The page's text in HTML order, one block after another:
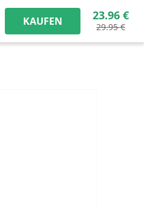
KAUFEN 23.96 €
29.95 €